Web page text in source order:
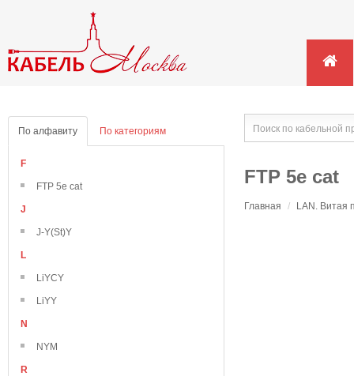
По алфавиту По категориям
F
FTP 5e cat
J
J-Y(St)Y
L
LiYCY
LiYY
N
NYM
R
FTP 5e cat
Главная / LAN. Витая